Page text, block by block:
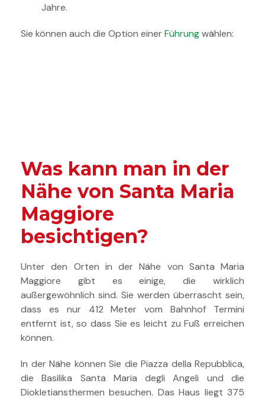
Jahre.
Sie können auch die Option einerFührungwählen:
Was kann man in der
Nähe von Santa Maria
Maggiore
besichtigen?
Unter den Orten in der Nähe von Santa Maria
Maggiore gibt es einige, die wirklich
außergewöhnlich sind. Sie werden überrascht sein,
dass es nur 412 Meter vom Bahnhof Termini
entfernt ist, so dass Sie es leicht zu Fuß erreichen
können.
In der Nähe können Sie die Piazza della Repubblica,
die Basilika Santa Maria degli Angeli und die
Diokletiansthermen besuchen. Das Haus liegt 375